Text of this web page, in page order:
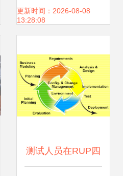
与发展前瞻
更新时间：2026-08-08
13:28:08
测试人员在RUP四